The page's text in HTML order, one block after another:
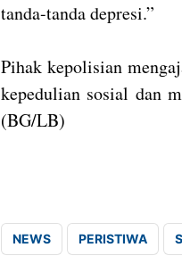
tanda-tanda depresi.”
Pihak kepolisian
kepedulian sosial dan
(BG/LB)
NEWS PERISTIWA